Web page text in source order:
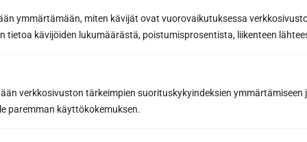
ymmärtämään, miten kävijät ovat vuorovaikutuksessa
tietoa kävijöiden lukumäärästä, poistumisprosentista, liikenteen
verkkosivuston tärkeimpien suorituskykyindeksien ymmärtämiseen
paremman käyttökokemuksen.
yhteystyökumppaneidemme etuja, joilla teet
parhaat saunahankinnat